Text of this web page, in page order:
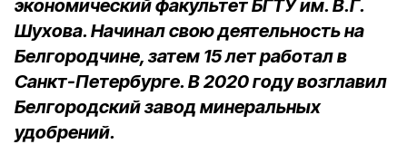
экономический факультет БГТУ им. В.Г.
Шухова. Начинал свою деятельность на
Белгородчине, затем 15 лет работал в
Санкт-Петербурге. В 2020 году возглавил
Белгородский завод минеральных
удобрений.